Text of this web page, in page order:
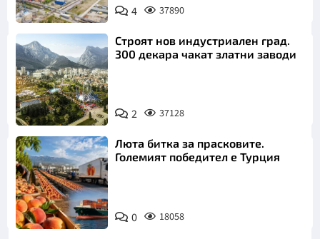
4 37890
Строят нов индустриален град.
300 декара чакат златни заводи
2 37128
Люта битка за прасковите.
Големият победител е Турция
0 18058